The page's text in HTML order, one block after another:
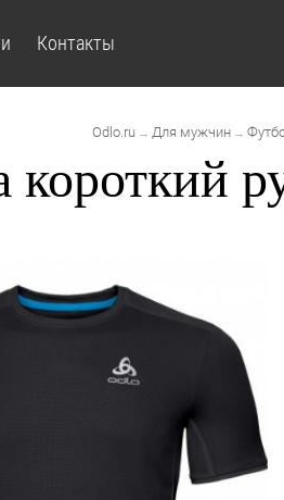
Контакты
Odlo.ru → Для мужчин →
короткий